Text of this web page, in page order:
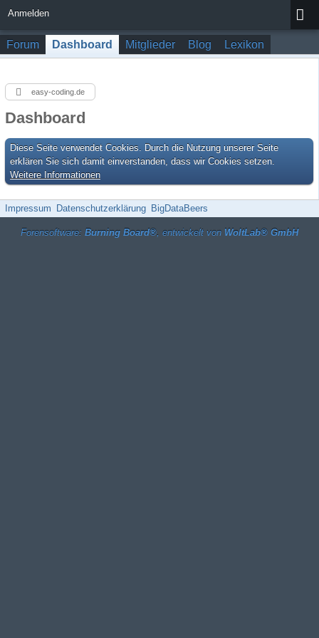
Anmelden
Forum Dashboard Mitglieder Blog Lexikon
easy-coding.de
Dashboard
Diese Seite verwendet Cookies. Durch die Nutzung unserer Seite
erklären Sie sich damit einverstanden, dass wir Cookies setzen.
Weitere Informationen
Impressum Datenschutzerklärung BigDataBeers
Forensoftware: Burning Board®, entwickelt von WoltLab® GmbH